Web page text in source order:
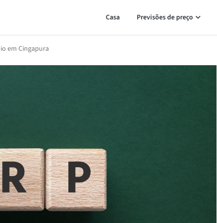
Casa Previsões de preço
em Cingapura